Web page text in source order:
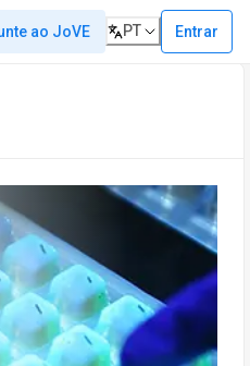
ao JoVE PT Entrar